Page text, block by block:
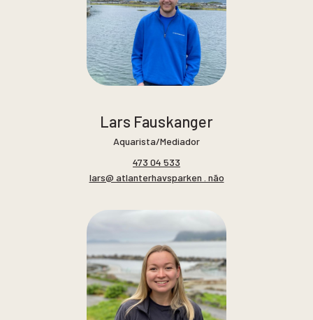
Lars Fauskanger
Aquarista/Mediador
473 04 533
lars@ atlanterhavsparken . não